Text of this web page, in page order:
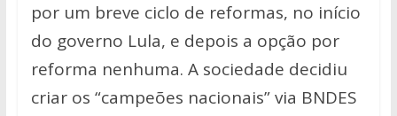
por um breve ciclo de reformas, no início
do governo Lula, e depois a opção por
reforma nenhuma. A sociedade decidiu
criar os “campeões nacionais” via BNDES